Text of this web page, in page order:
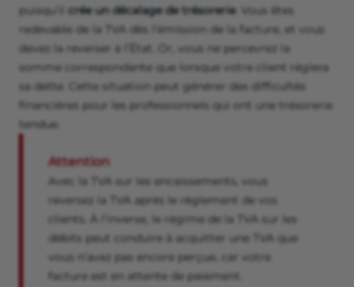
puisqu’il crée un décalage de trésorerie. Vous êtes
redevable de la TVA dès l’émission de la facture, et vous
devez la reverser à l’État. Or, vous ne percevrez la
somme correspondante que lorsque votre client réglera
sa dette. Cette situation peut générer des difficultés
financières pour les professionnels qui ont une trésorerie
tendue.
Attention
Avec la TVA sur les encaissements, vous
reversez la TVA après le règlement de vos
clients. À l’inverse, le régime de la TVA sur les
débits peut conduire à acquitter une TVA que
vous n’avez pas encore perçue, car votre
facture est en attente de paiement.